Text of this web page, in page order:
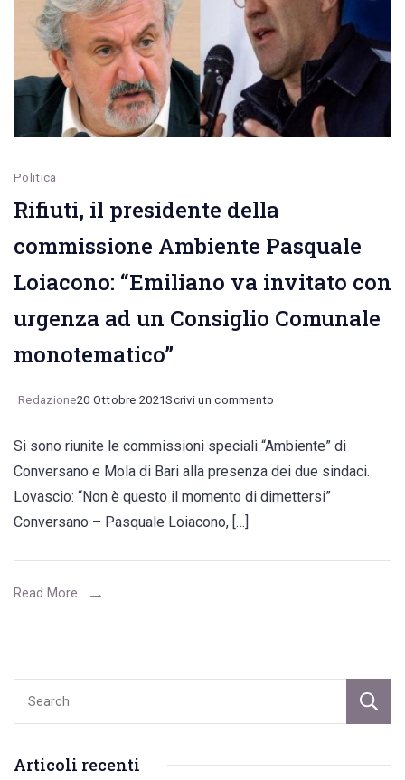
scrivanie?
In
via
Castellana
operativo
centro
per
Politica
Rifiuti, il presidente della
commissione Ambiente Pasquale
Loiacono: “Emiliano va invitato con
urgenza ad un Consiglio Comunale
monotematico”
Redazione20 Ottobre 2021Scrivi un commento
il
presidente
Ambiente
con
Si sono riunite le commissioni speciali “Ambiente” di
Conversano e Mola di Bari alla presenza dei due sindaci.
Lovascio: “Non è questo il momento di dimettersi”
Conversano – Pasquale Loiacono, […]
Read More
Articoli recenti